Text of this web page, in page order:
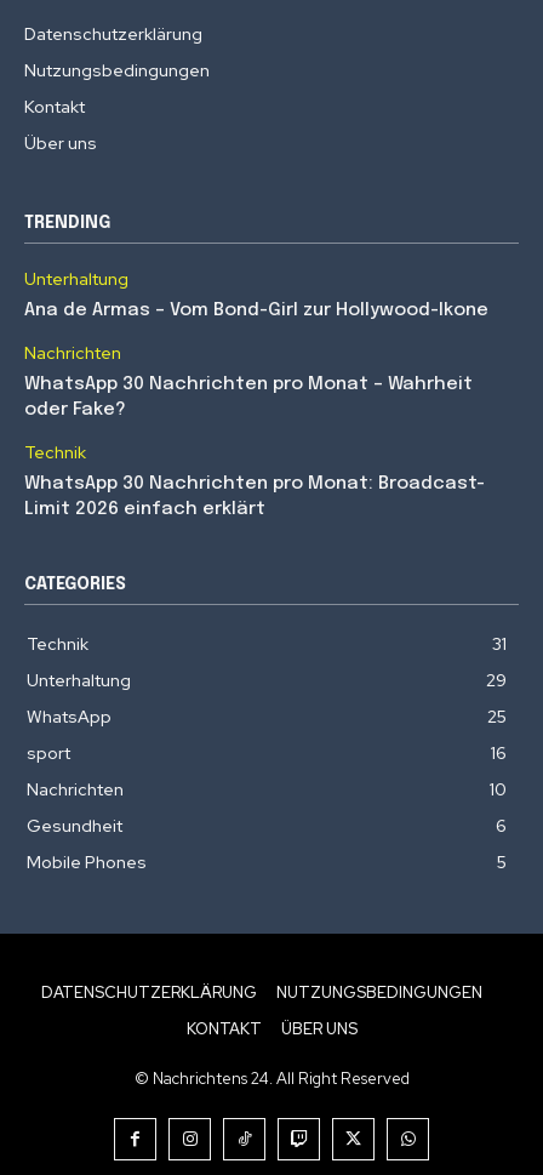
Datenschutzerklärung
Nutzungsbedingungen
Kontakt
Über uns
TRENDING
Unterhaltung
Ana de Armas – Vom Bond-Girl zur Hollywood-Ikone
Nachrichten
WhatsApp 30 Nachrichten pro Monat – Wahrheit
oder Fake?
Technik
WhatsApp 30 Nachrichten pro Monat: Broadcast-
Limit 2026 einfach erklärt
CATEGORIES
Technik
31
Unterhaltung
29
WhatsApp
25
sport
16
Nachrichten
10
Gesundheit
6
Mobile Phones
5
DATENSCHUTZERKLÄRUNG
NUTZUNGSBEDINGUNGEN
KONTAKT
ÜBER UNS
© Nachrichtens 24. All Right Reserved